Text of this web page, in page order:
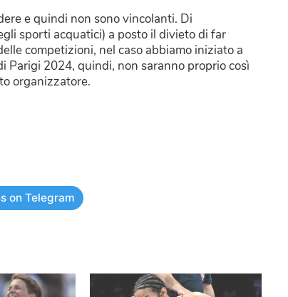
e quindi non sono vincolanti. Di
sporti acquatici) a posto il divieto di far
competizioni, nel caso abbiamo iniziato a
Parigi 2024, quindi, non saranno proprio così
organizzatore.
on Telegram